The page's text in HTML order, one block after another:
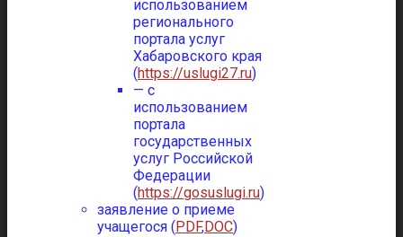
использованием
регионального
портала услуг
Хабаровского края
(https://uslugi27.ru)
— с
использованием
портала
государственных
услуг Российской
Федерации
(https://gosuslugi.ru)
заявление о приеме
учащегося ( PDF,DOC)